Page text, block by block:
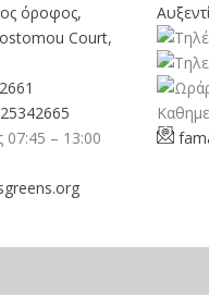
όροφος,
Court,
25342665
07:45 – 13:00